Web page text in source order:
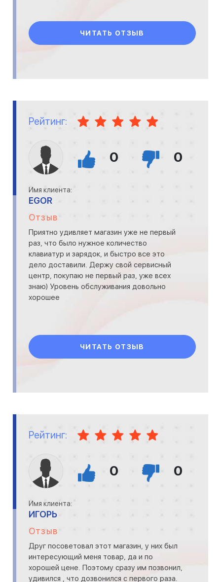
ЧИТАТЬ ОТЗЫВ
Рейтинг:
0 0
Имя клиента:
EGOR
Отзыв
Приятно удивляет магазин уже не первый
раз, что было нужное количество
клавиатур и зарядок, и быстро все это
дело доставили. Держу свой сервисный
центр, покупаю не первый раз, уже всех
знаю) Уровень обслуживания довольно
хорошее
ЧИТАТЬ ОТЗЫВ
Рейтинг:
0 0
Имя клиента:
ИГОРЬ
Отзыв
Друг посоветовал этот магазин, у них был
интересующий меня товар, да и по
хорошей цене. Поэтому сразу им позвонил,
удивился , что дозвонился с первого раза.